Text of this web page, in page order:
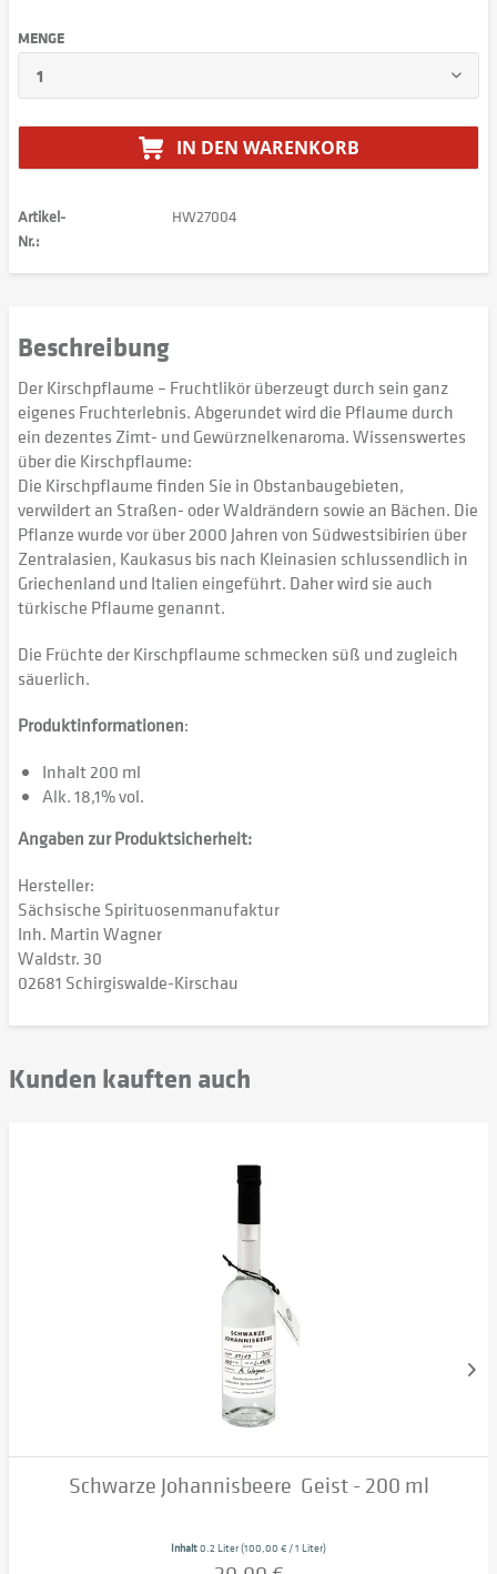
MENGE
IN DEN WARENKORB
Artikel-
Nr.:
HW27004
Beschreibung
Der Kirschpflaume – Fruchtlikör überzeugt durch sein ganz
eigenes Fruchterlebnis. Abgerundet wird die Pflaume durch
ein dezentes Zimt- und Gewürznelkenaroma. Wissenswertes
über die Kirschpflaume:
Die Kirschpflaume finden Sie in Obstanbaugebieten,
verwildert an Straßen- oder Waldrändern sowie an Bächen. Die
Pflanze wurde vor über 2000 Jahren von Südwestsibirien über
Zentralasien, Kaukasus bis nach Kleinasien schlussendlich in
Griechenland und Italien eingeführt. Daher wird sie auch
türkische Pflaume genannt.
Die Früchte der Kirschpflaume schmecken süß und zugleich
säuerlich.
Produktinformationen:
Inhalt 200 ml
Alk. 18,1% vol.
Angaben zur Produktsicherheit:
Hersteller:
Sächsische Spirituosenmanufaktur
Inh. Martin Wagner
Waldstr. 30
02681 Schirgiswalde-Kirschau
Kunden kauften auch
Schwarze Johannisbeere  Geist - 200 ml
Inhalt0.2 Liter(100,00 € / 1 Liter)